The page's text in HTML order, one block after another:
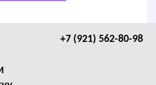
+7 (921) 562-80-98